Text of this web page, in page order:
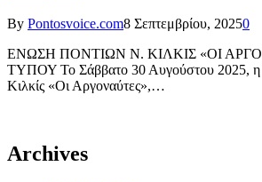
By Pontosvoice.com8 Σεπτεμβρίου, 20250
ΕΝΩΣΗ ΠΟΝΤΙΩΝ Ν. ΚΙΛΚΙΣ «ΟΙ
ΤΥΠΟΥ Το Σάββατο 30 Αυγούστου 2025,
Κιλκίς «Οι Αργοναύτες»,…
Archives